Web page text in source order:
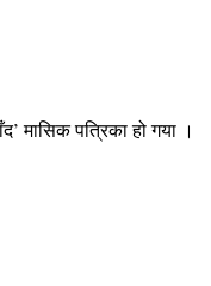
मासिक पत्रिका हो गया ।